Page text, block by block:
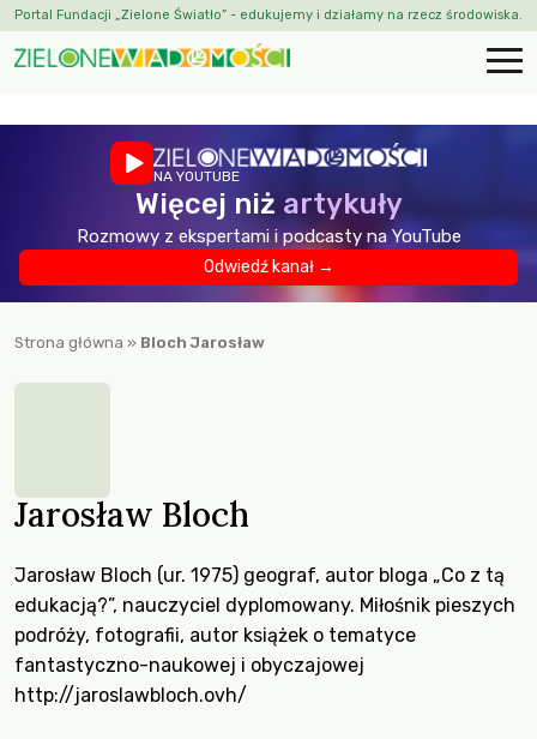
Portal Fundacji „Zielone Światło” - edukujemy i działamy na rzecz środowiska.
NA YOUTUBE
Więcej niż artykuły
Rozmowy z ekspertami i podcasty na YouTube
Odwiedź kanał →
Strona główna » Bloch Jarosław
Jarosław Bloch
Jarosław Bloch (ur. 1975) geograf, autor bloga „Co z tą
edukacją?”, nauczyciel dyplomowany. Miłośnik pieszych
podróży, fotografii, autor książek o tematyce
fantastyczno-naukowej i obyczajowej
http://jaroslawbloch.ovh/